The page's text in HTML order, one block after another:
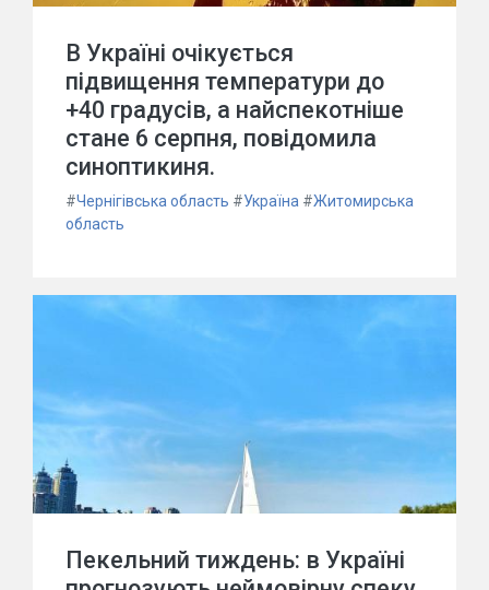
В Україні очікується
підвищення температури до
+40 градусів, а найспекотніше
стане 6 серпня, повідомила
синоптикиня.
#Чернігівська область #Україна #Житомирська
область
Пекельний тиждень: в Україні